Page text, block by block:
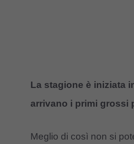
La stagione è iniziata
arrivano i primi grossi
Meglio di così non si